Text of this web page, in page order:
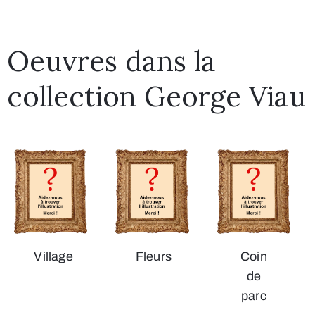
Oeuvres dans la
collection George Viau
Village Fleurs
Coin
de
parc